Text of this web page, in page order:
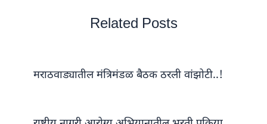
Related Posts
मराठवाड्यातील मंत्रिमंडळ बैठक ठरली वांझोटी..!